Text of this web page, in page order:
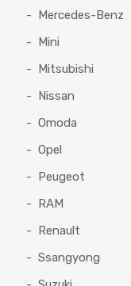
Mercedes-Benz
Mini
Mitsubishi
Nissan
Omoda
Opel
Peugeot
RAM
Renault
Ssangyong